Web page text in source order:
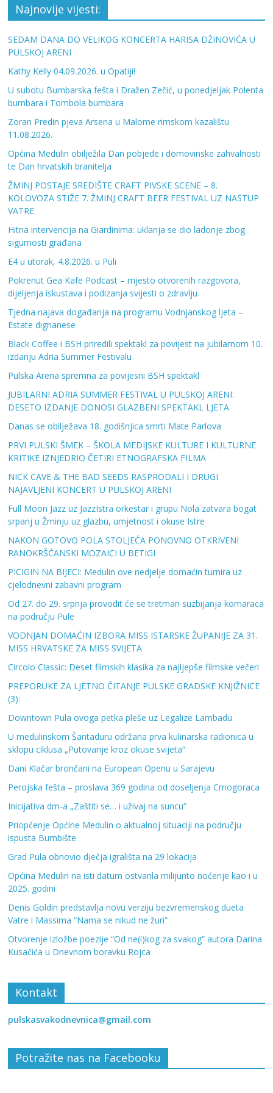
Najnovije vijesti:
SEDAM DANA DO VELIKOG KONCERTA HARISA DŽINOVIĆA U
PULSKOJ ARENI
Kathy Kelly 04.09.2026. u Opatiji!
U subotu Bumbarska fešta i Dražen Zečić, u ponedjeljak Polenta
bumbara i Tombola bumbara
Zoran Predin pjeva Arsena u Malome rimskom kazalištu
11.08.2026.
Općina Medulin obilježila Dan pobjede i domovinske zahvalnosti
te Dan hrvatskih branitelja
ŽMINJ POSTAJE SREDIŠTE CRAFT PIVSKE SCENE – 8.
KOLOVOZA STIŽE 7. ŽMINJ CRAFT BEER FESTIVAL UZ NASTUP
VATRE
Hitna intervencija na Giardinima: uklanja se dio ladonje zbog
sigurnosti građana
E4 u utorak, 4.8.2026. u Puli
Pokrenut Gea Kafe Podcast – mjesto otvorenih razgovora,
dijeljenja iskustava i podizanja svijesti o zdravlju
Tjedna najava događanja na programu Vodnjanskog ljeta –
Estate dignanese
Black Coffee i BSH priredili spektakl za povijest na jubilarnom 10.
izdanju Adria Summer Festivalu
Pulska Arena spremna za povijesni BSH spektakl
JUBILARNI ADRIA SUMMER FESTIVAL U PULSKOJ ARENI:
DESETO IZDANJE DONOSI GLAZBENI SPEKTAKL LJETA
Danas se obilježava 18. godišnjica smrti Mate Parlova
PRVI PULSKI ŠMEK – ŠKOLA MEDIJSKE KULTURE I KULTURNE
KRITIKE IZNJEDRIO ČETIRI ETNOGRAFSKA FILMA
NICK CAVE & THE BAD SEEDS RASPRODALI I DRUGI
NAJAVLJENI KONCERT U PULSKOJ ARENI
Full Moon Jazz uz JazzIstra orkestar i grupu Nola zatvara bogat
srpanj u Žminju uz glazbu, umjetnost i okuse Istre
NAKON GOTOVO POLA STOLJEĆA PONOVNO OTKRIVENI
RANOKRŠĆANSKI MOZAICI U BETIGI
PICIGIN NA BIJECI: Medulin ove nedjelje domaćin turnira uz
cjelodnevni zabavni program
Od 27. do 29. srpnja provodit će se tretman suzbijanja komaraca
na području Pule
VODNJAN DOMAĆIN IZBORA MISS ISTARSKE ŽUPANIJE ZA 31.
MISS HRVATSKE ZA MISS SVIJETA
Circolo Classic: Deset filmskih klasika za najljepše filmske večeri
PREPORUKE ZA LJETNO ČITANJE PULSKE GRADSKE KNJIŽNICE
(3):
Downtown Pula ovoga petka pleše uz Legalize Lambadu
U medulinskom Šantaduru održana prva kulinarska radionica u
sklopu ciklusa „Putovanje kroz okuse svijeta“
Dani Klačar brončani na European Openu u Sarajevu
Perojska fešta – proslava 369 godina od doseljenja Crnogoraca
Inicijativa dm-a „Zaštiti se… i uživaj na suncu“
Priopćenje Općine Medulin o aktualnoj situaciji na području
ispusta Bumbište
Grad Pula obnovio dječja igrališta na 29 lokacija
Općina Medulin na isti datum ostvarila milijunto noćenje kao i u
2025. godini
Denis Goldin predstavlja novu verziju bezvremenskog dueta
Vatre i Massima “Nama se nikud ne žuri”
Otvorenje izložbe poezije “Od ne(i)kog za svakog” autora Darina
Kusačića u Dnevnom boravku Rojca
Kontakt
pulskasvakodnevnica@gmail.com
Potražite nas na Facebooku